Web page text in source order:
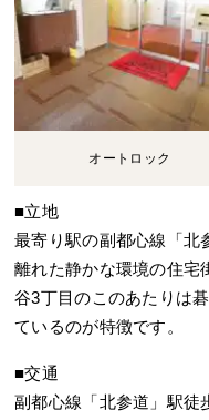
オートロック
■立地
最寄り駅の副都心線「北
離れた静かな環境の住宅
谷3丁目のこのあたりは
ているのが特徴です。
■交通
副都心線「北参道」駅徒